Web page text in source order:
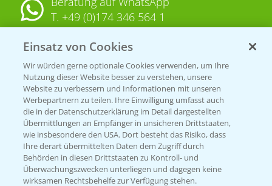
T. +49 (0)174 346 564 1
KONTAKT
Hilfe in Notfällen
T.+49 (0)214/30-20220
Einsatz von Cookies
Wir würden gerne optionale Cookies verwenden, um Ihre
Nutzung dieser Website besser zu verstehen, unsere
Website zu verbessern und Informationen mit unseren
Werbepartnern zu teilen. Ihre Einwilligung umfasst auch
die in der Datenschutzerklärung im Detail dargestellten
Übermittlungen an Empfänger in unsicheren Drittstaaten,
wie insbesondere den USA. Dort besteht das Risiko, dass
Ihre derart übermittelten Daten dem Zugriff durch
Behörden in diesen Drittstaaten zu Kontroll- und
Überwachungszwecken unterliegen und dagegen keine
wirksamen Rechtsbehelfe zur Verfügung stehen.